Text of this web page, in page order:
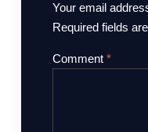
Your email
Required fields
Comment *